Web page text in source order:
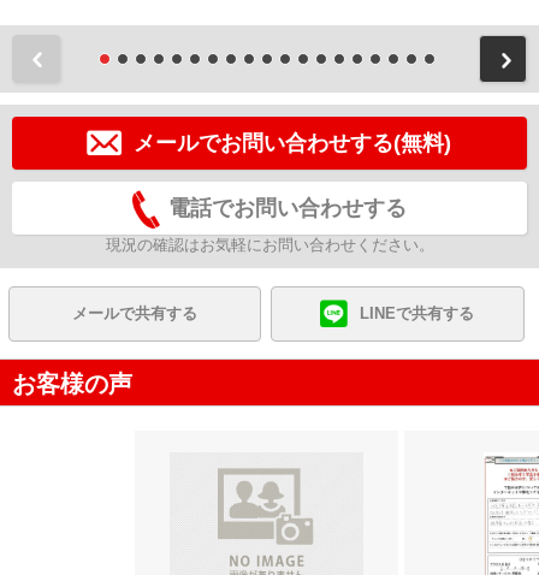
メールでお問い合わせする(無料)
電話でお問い合わせする
現況の確認はお気軽にお問い合わせください。
メールで共有する LINEで共有する
お客様の声